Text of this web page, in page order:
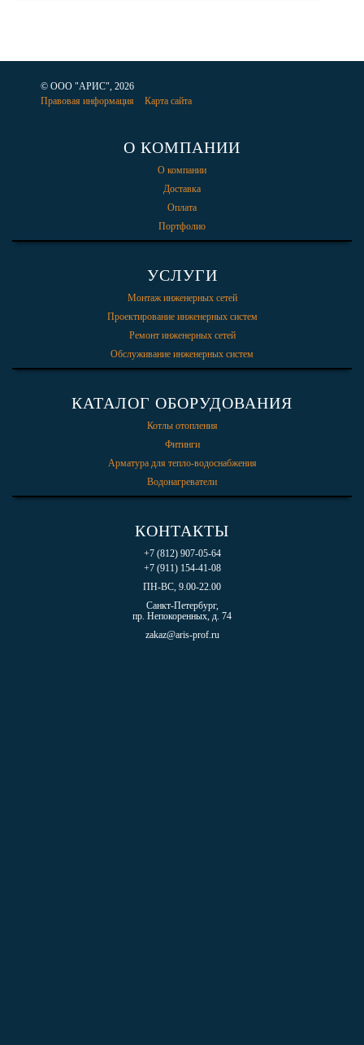
© ООО "АРИС", 2026
Правовая информация
Карта сайта
О КОМПАНИИ
О компании
Доставка
Оплата
Портфолио
УСЛУГИ
Монтаж инженерных сетей
Проектирование инженерных систем
Ремонт инженерных сетей
Обслуживание инженерных систем
КАТАЛОГ ОБОРУДОВАНИЯ
Котлы отопления
Фитинги
Арматура для тепло-водоснабжения
Водонагреватели
КОНТАКТЫ
+7 (812) 907-05-64
+7 (911) 154-41-08
ПН-ВС, 9.00-22.00
Санкт-Петербург,
пр. Непокоренных, д. 74
zakaz@aris-prof.ru